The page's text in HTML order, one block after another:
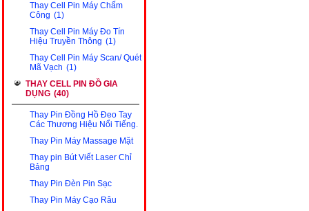
Thay Cell Pin Máy Chấm
Công (1)
Thay Cell Pin Máy Đo Tín
Hiệu Truyền Thông (1)
Thay Cell Pin Máy Scan/ Quét
Mã Vạch (1)
THAY CELL PIN ĐỒ GIA
DỤNG (40)
Thay Pin Đồng Hồ Đeo Tay
Các Thương Hiệu Nổi Tiếng.
Thay Pin Máy Massage Mặt
Thay pin Bút Viết Laser Chỉ
Bảng
Thay Pin Đèn Pin Sạc
Thay Pin Máy Cạo Râu